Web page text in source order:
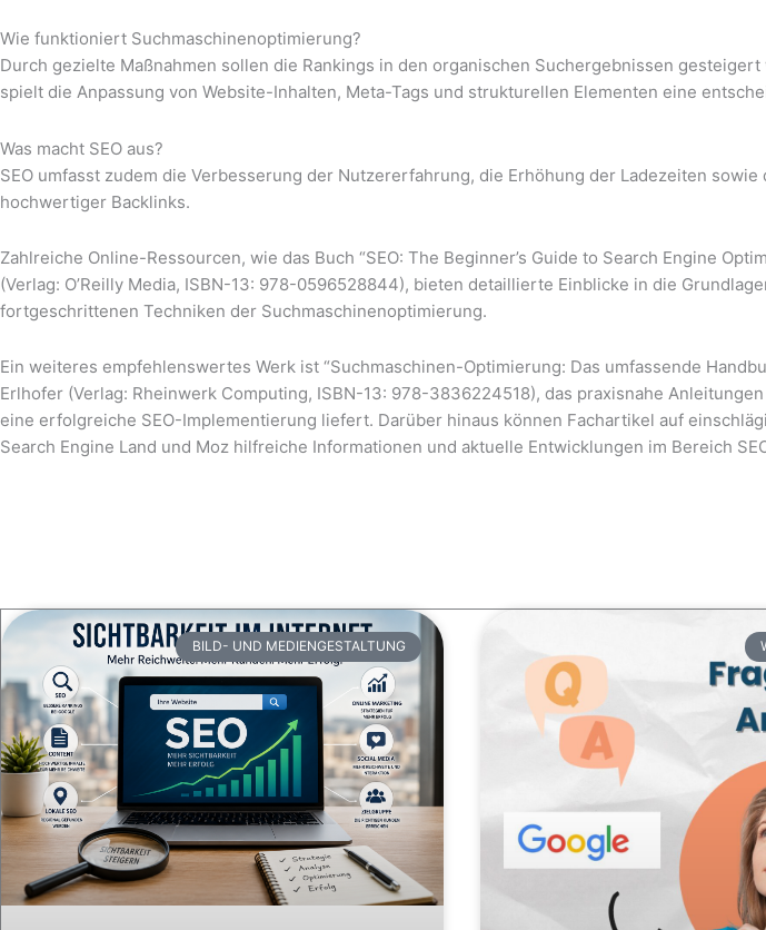
Wie funktioniert Suchmaschinenoptimierung?
Durch gezielte Maßnahmen sollen die Rankings in den organischen Suchergebnissen gesteigert
spielt die Anpassung von Website-Inhalten, Meta-Tags und strukturellen Elementen eine
Was macht SEO aus?
SEO umfasst zudem die Verbesserung der Nutzererfahrung, die Erhöhung der Ladezeiten sowie
hochwertiger Backlinks.
Zahlreiche Online-Ressourcen, wie das Buch “SEO: The Beginner’s Guide to Search Engine
(Verlag: O’Reilly Media, ISBN-13: 978-0596528844), bieten detaillierte Einblicke in die
fortgeschrittenen Techniken der Suchmaschinenoptimierung.
Ein weiteres empfehlenswertes Werk ist “Suchmaschinen-Optimierung: Das umfassende
Erlhofer (Verlag: Rheinwerk Computing, ISBN-13: 978-3836224518), das praxisnahe
eine erfolgreiche SEO-Implementierung liefert. Darüber hinaus können Fachartikel auf
Search Engine Land und Moz hilfreiche Informationen und aktuelle Entwicklungen im Bereich
BILD- UND MEDIENGESTALTUNG